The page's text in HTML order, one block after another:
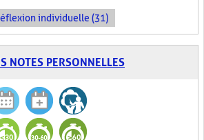
individuelle (31)
NOTES PERSONNELLES